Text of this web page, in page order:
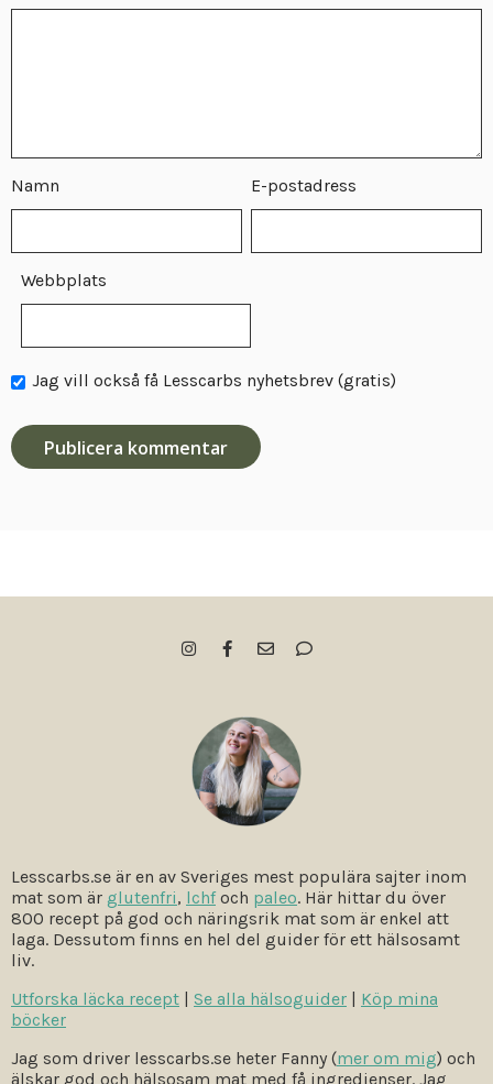
Namn E-postadress
Webbplats
Jag vill också få Lesscarbs nyhetsbrev (gratis)
Lesscarbs.se är en av Sveriges mest populära sajter inom
mat som är glutenfri, lchfoch paleo. Här hittar du över
800 recept på god och näringsrik mat som är enkel att
laga. Dessutom finns en hel del guider för ett hälsosamt
liv.
Utforska läcka recept | Se alla hälsoguider | Köp mina
böcker
Jag som driver lesscarbs.se heter Fanny (mer om mig) och
älskar god och hälsosam mat med få ingredienser. Jag